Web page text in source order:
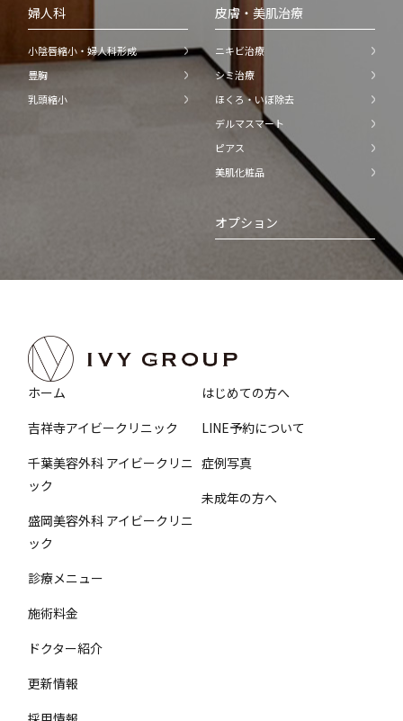
婦人科
小陰唇縮小・婦人科形成
豊胸
乳頭縮小
皮膚・美肌治療
ニキビ治療
シミ治療
ほくろ・いぼ除去
デルマスマート
ピアス
美肌化粧品
オプション
ホーム
吉祥寺アイビークリニック
千葉美容外科 アイビークリニ
ック
盛岡美容外科 アイビークリニ
ック
診療メニュー
施術料金
ドクター紹介
はじめての方へ
LINE予約について
症例写真
未成年の方へ
更新情報